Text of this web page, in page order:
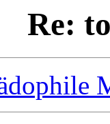
Re: